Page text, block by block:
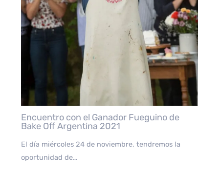
Encuentro con el Ganador Fueguino de
Bake Off Argentina 2021
El día miércoles 24 de noviembre, tendremos la
oportunidad de…